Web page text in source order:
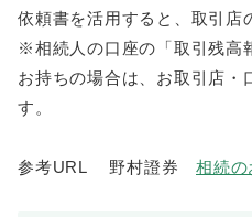
依頼書を活用すると、取引店
※相続人の口座の「取引残高
お持ちの場合は、お取引店・
す。
参考URL 野村證券 相続の